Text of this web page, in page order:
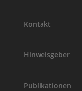
Kontakt
Hinweisgeber
Publikationen